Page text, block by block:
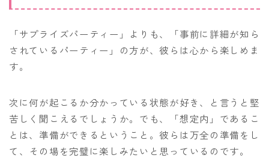
「サプライズパーティー」よりも、「事前に詳細が知ら
されているパーティー」の方が、彼らは心から楽しめま
す。
次に何が起こるか分かっている状態が好き、と言うと堅
苦しく聞こえるでしょうか。でも、「想定内」であるこ
とは、準備ができるということ。彼らは万全の準備をし
て、その場を完璧に楽しみたいと思っているのです。